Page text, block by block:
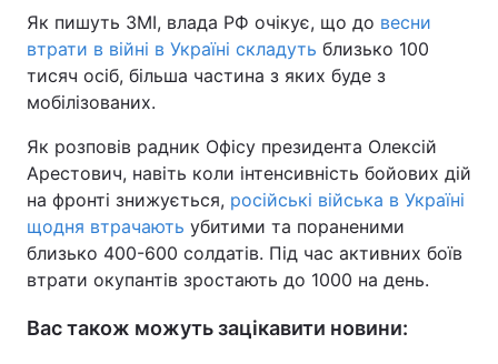
Як пишуть ЗМІ, влада РФ очікує, що до весни
втрати в війні в Україні складуть близько 100
тисяч осіб, більша частина з яких буде з
мобілізованих.
Як розповів радник Офісу президента Олексій
Арестович, навіть коли інтенсивність бойових дій
на фронті знижується, російські війська в Україні
щодня втрачають убитими та пораненими
близько 400-600 солдатів. Під час активних боїв
втрати окупантів зростають до 1000 на день.
Вас також можуть зацікавити новини: